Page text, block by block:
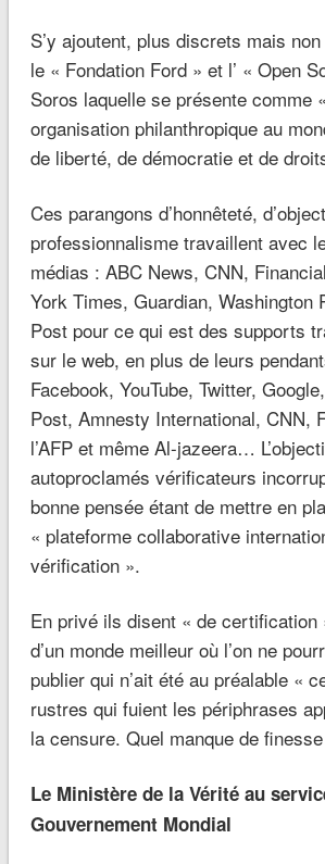
S’y ajoutent, plus discrets mais
le « Fondation Ford » et l’ « Open
Soros laquelle se présente comme
organisation philanthropique au
de liberté, de démocratie et de
Ces parangons d’honnêteté,
professionnalisme travaillent avec
médias : ABC News, CNN,
York Times, Guardian, Washington
Post pour ce qui est des supports
sur le web, en plus de leurs
Facebook, YouTube, Twitter,
Post, Amnesty International, CNN,
l’AFP et même Al-jazeera…
autoproclamés vérificateurs
bonne pensée étant de mettre en
« plateforme collaborative
vérification ».
En privé ils disent « de certification
d’un monde meilleur où l’on ne
publier qui n’ait été au préalable «
rustres qui fuient les périphrases
la censure. Quel manque de
Le Ministère de la Vérité au
Gouvernement Mondial